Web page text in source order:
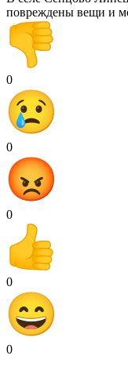
повреждены вещи и
0
0
0
0
0